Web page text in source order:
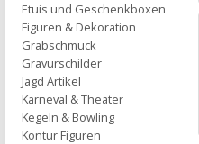
Etuis und Geschenkboxen
Figuren & Dekoration
Grabschmuck
Gravurschilder
Jagd Artikel
Karneval & Theater
Kegeln & Bowling
Kontur Figuren